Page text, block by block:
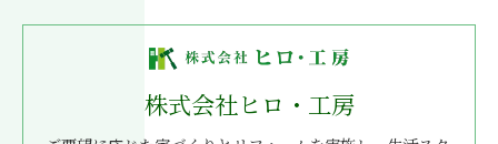
株式会社ヒロ・工房